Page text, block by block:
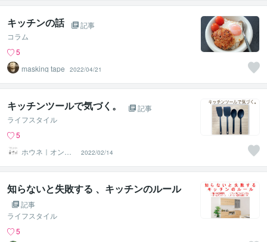
キッチンの話
記事
コラム
5
masking tape
2022/04/21
キッチンツールで気づく。
記事
ライフスタイル
5
ホウネ｜オンラ
イン片付けサポ
ート
2022/02/14
知らないと失敗する 、キッチンのルール
記事
ライフスタイル
5